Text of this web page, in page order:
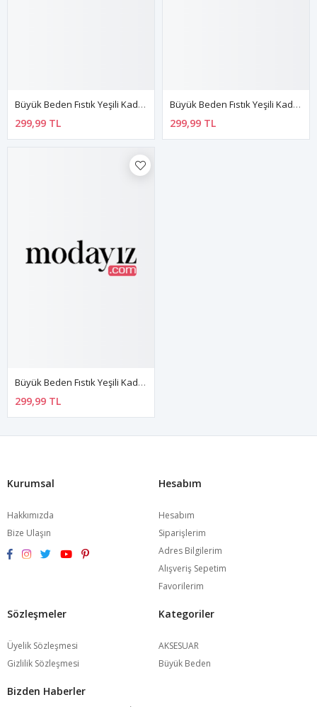
Büyük Beden Fıstık Yeşili Kadın Tunik G6-130946
299,99 TL
Büyük Beden Fıstık Yeşili Kadın Tunik G6-130942
299,99 TL
Büyük Beden Fıstık Yeşili Kadın Tunik G5-130950
299,99 TL
Kurumsal
Hakkımızda
Bize Ulaşın
Hesabım
Hesabım
Siparişlerim
Adres Bilgilerim
Alışveriş Sepetim
Favorilerim
Sözleşmeler
Üyelik Sözleşmesi
Gizlilik Sözleşmesi
Kategoriler
AKSESUAR
Büyük Beden
Bizden Haberler